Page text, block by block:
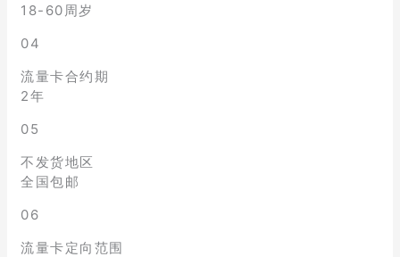
18-60周岁
04
流量卡合约期
2年
05
不发货地区
全国包邮
06
流量卡定向范围